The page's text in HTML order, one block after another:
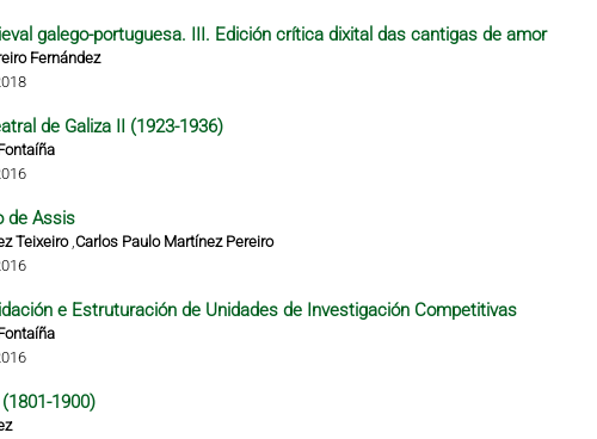
galego-portuguesa. III. Edición crítica dixital das cantigas de amor
Fernández
de Galiza II (1923-1936)
de Assis
Teixeiro,Carlos Paulo Martínez Pereiro
e Estruturación de Unidades de Investigación Competitivas
1900)